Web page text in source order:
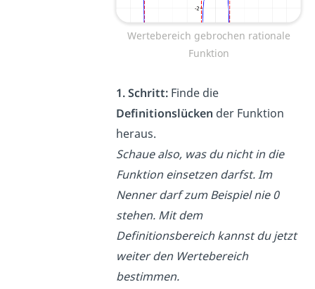
Wertebereich gebrochen rationale
Funktion
1. Schritt: Finde die
Definitionslücken der Funktion
heraus.
Schaue also, was du nicht in die
Funktion einsetzen darfst. Im
Nenner darf zum Beispiel nie 0
stehen. Mit dem
Definitionsbereich kannst du jetzt
weiter den Wertebereich
bestimmen.